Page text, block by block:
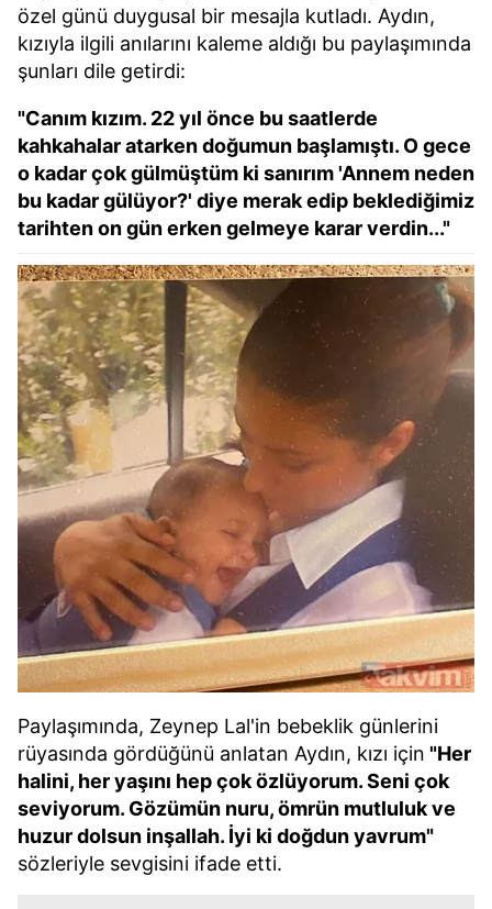
özel günü duygusal bir mesajla kutladı. Aydın,
kızıyla ilgili anılarını kaleme aldığı bu paylaşımında
şunları dile getirdi:
"Canım kızım. 22 yıl önce bu saatlerde
kahkahalar atarken doğumun başlamıştı. O gece
o kadar çok gülmüştüm ki sanırım 'Annem neden
bu kadar gülüyor?' diye merak edip beklediğimiz
tarihten on gün erken gelmeye karar verdin..."
Paylaşımında, Zeynep Lal'in bebeklik günlerini
rüyasında gördüğünü anlatan Aydın, kızı için "Her
halini, her yaşını hep çok özlüyorum. Seni çok
seviyorum. Gözümün nuru, ömrün mutluluk ve
huzur dolsun inşallah. İyi ki doğdun yavrum"
sözleriyle sevgisini ifade etti.